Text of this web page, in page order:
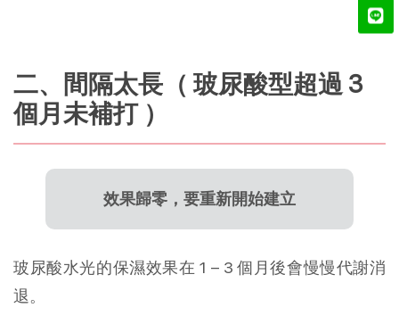
二、間隔太長（ 玻尿酸型超過 3
個月未補打 ）
效果歸零，要重新開始建立
玻尿酸水光的保濕效果在 1 – 3 個月後會慢慢代謝消
退。